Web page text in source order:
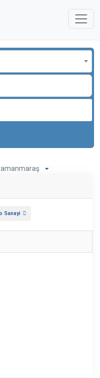
Sanayi